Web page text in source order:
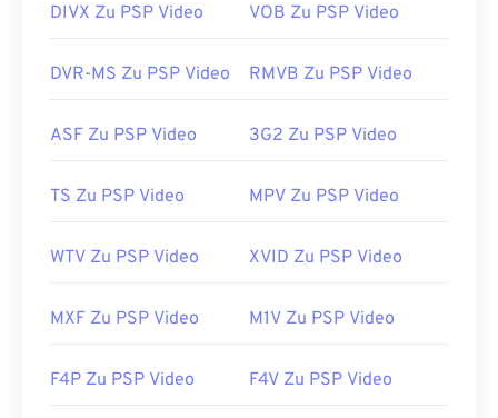
MTS-Datei einfach in MP4.Cnet.combietet
Entwickelt von: PanasonicundSony
https://en.wikipedia.org/wiki/.m2ts
DIVX Zu PSP Video VOB Zu PSP Video
DVR-MS Zu PSP Video RMVB Zu PSP Video
ASF Zu PSP Video 3G2 Zu PSP Video
TS Zu PSP Video MPV Zu PSP Video
WTV Zu PSP Video XVID Zu PSP Video
MXF Zu PSP Video M1V Zu PSP Video
F4P Zu PSP Video F4V Zu PSP Video